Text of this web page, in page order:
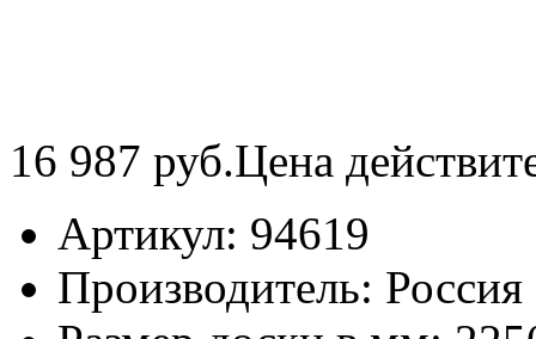
16 987 руб.Цена
Артикул: 94619
Производитель: Россия